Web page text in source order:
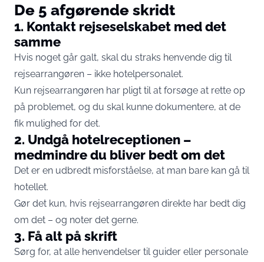
De 5 afgørende skridt
1. Kontakt rejseselskabet med det
samme
Hvis noget går galt, skal du straks henvende dig til
rejsearrangøren – ikke hotelpersonalet.
Kun rejsearrangøren har pligt til at forsøge at rette op
på problemet, og du skal kunne dokumentere, at de
fik mulighed for det.
2. Undgå hotelreceptionen –
medmindre du bliver bedt om det
Det er en udbredt misforståelse, at man bare kan gå til
hotellet.
Gør det kun, hvis rejsearrangøren direkte har bedt dig
om det – og noter det gerne.
3. Få alt på skrift
Sørg for, at alle henvendelser til guider eller personale